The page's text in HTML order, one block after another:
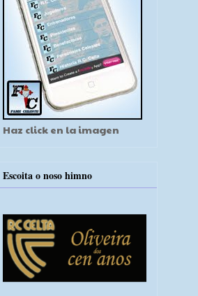
Haz click en la imagen
Escoita o noso himno